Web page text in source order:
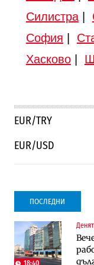
Силистра|
София
Хасково|
EUR/TRY
EUR/USD
ПОСЛЕДНИ
18:40
Денят